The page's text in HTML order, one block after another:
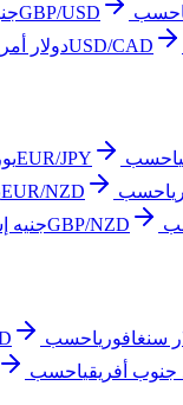
GBP/USD
USD/CADدولار
احسب EUR/JPY
احسب EUR/NZD
GBP/NZDجنيه
سنغافورياحسب
جنوب أفريقياحسب